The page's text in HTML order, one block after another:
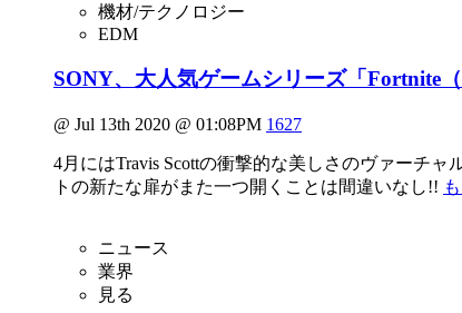
機材/テクノロジー
EDM
SONY、大人気ゲームシリーズ「Fortnite
@ Jul 13th 2020 @ 01:08PM 1627
4月にはTravis Scottの衝撃的な美しさのヴァーチ
トの新たな扉がまた一つ開くことは間違いなし!!
ニュース
業界
見る